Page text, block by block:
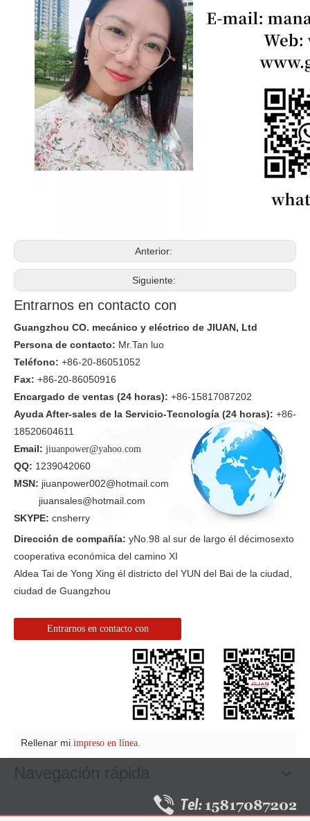
Anterior:
Siguiente:
Entrarnos en contacto con
Guangzhou CO. mecánico y eléctrico de JIUAN, Ltd
Persona de contacto: Mr.Tan luo
Teléfono: +86-20-86051052
Fax: +86-20-86050916
Encargado de ventas (24 horas): +86-15817087202
Ayuda After-sales de la Servicio-Tecnología (24 horas): +86-
18520604611
Email: jiuanpower@yahoo.com
QQ: 1239042060
MSN: jiuanpower002@hotmail.com
jiuansales@hotmail.com
SKYPE: cnsherry
Dirección de compañía: yNo.98 al sur de largo él décimosexto
cooperativa económica del camino XI
Aldea Tai de Yong Xing él districto del YUN del Bai de la ciudad,
ciudad de Guangzhou
Entrarnos en contacto con
Rellenar mi impreso en línea.